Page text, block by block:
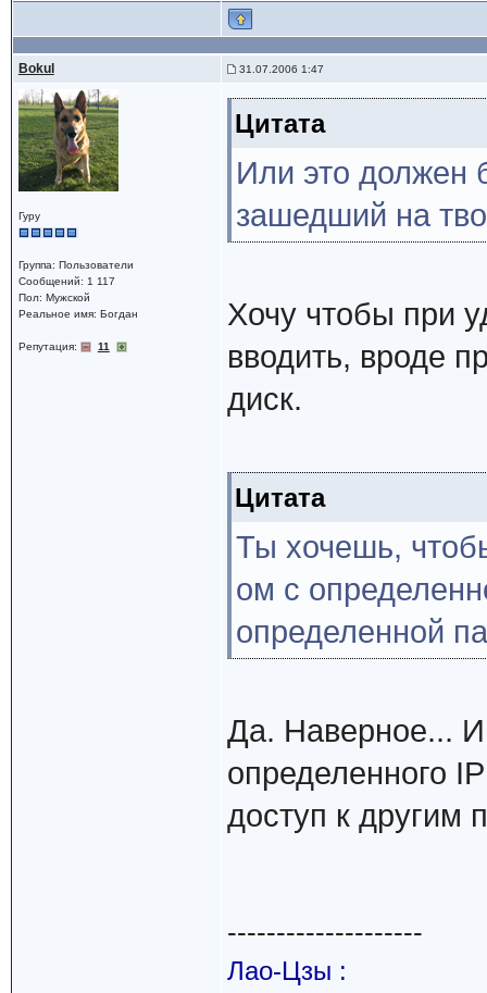
Bokul 31.07.2006 1:47
Гуру
Группа: Пользователи
Сообщений: 1 117
Пол: Мужской
Реальное имя: Богдан
Репутация: 11
Цитата
Или это должен
зашедший на
Хочу чтобы при
вводить, вроде
диск.
Цитата
Ты хочешь,
ом с
определенной
Да. Наверное... И
определенного
доступ к другим
--------------------
Лао-Цзы :